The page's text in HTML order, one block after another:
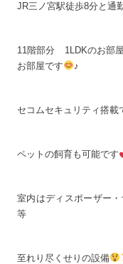
JR三ノ宮駅徒歩8分と通
11階部分 1LDKのお部
お部屋です
♪
セコムセキュリティ搭載
ペットの飼育も可能です
室内はディスポーザー
等
至れり尽くせりの設備